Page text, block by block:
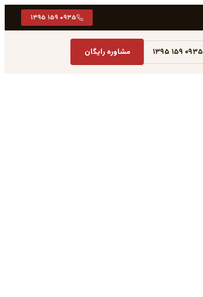
۰۹۳۵ ۱۵۹ ۱۳۹۵
۰۹۳۵ ۱۵۹ ۱۳۹۵ مشاوره رایگان